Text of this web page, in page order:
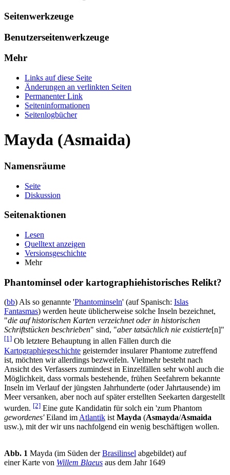
Seitenwerkzeuge
Benutzerseitenwerkzeuge
Mehr
Links auf diese Seite
Änderungen an verlinkten Seiten
Permanenter Link
Seiten­informationen
Seitenlogbücher
Mayda (Asmaida)
Namensräume
Seite
Diskussion
Seitenaktionen
Lesen
Quelltext anzeigen
Versionsgeschichte
Mehr
Phantominsel oder kartographiehistorisches Relikt?
(bb) Als so genannte 'Phantominseln' (auf Spanisch: Islas
Fantasmas) werden heute üblicherweise solche Inseln bezeichnet,
"die auf historischen Karten verzeichnet oder in historischen
Schriftstücken beschrieben" sind, "aber tatsächlich nie existierte[n]"
[1] Ob letztere Behauptung in allen Fällen durch die
Kartographiegeschichte geisternder insularer Phantome zutreffend
ist, möchten wir allerdings bezweifeln. Vielmehr besteht nach
Ansicht des Verfassers zumindest in Einzelfällen sehr wohl auch die
Möglichkeit, dass vormals bestehende, frühen Seefahrern bekannte
Inseln im Verlauf der jüngsten Jahrhunderte (oder Jahrtausende) im
Meer versanken, aber noch auf später erstellten Seekarten dargestellt
wurden. [2] Eine gute Kandidatin für solch ein 'zum Phantom
gewordenes'Eiland im Atlantik ist Mayda (Asmayda/Asmaida
usw.), mit der wir uns nachfolgend ein wenig beschäftigen wollen.
Abb. 1 Mayda (im Süden derBrasilinsel abgebildet) auf
einer Karte von Willem Blaeus aus dem Jahr 1649